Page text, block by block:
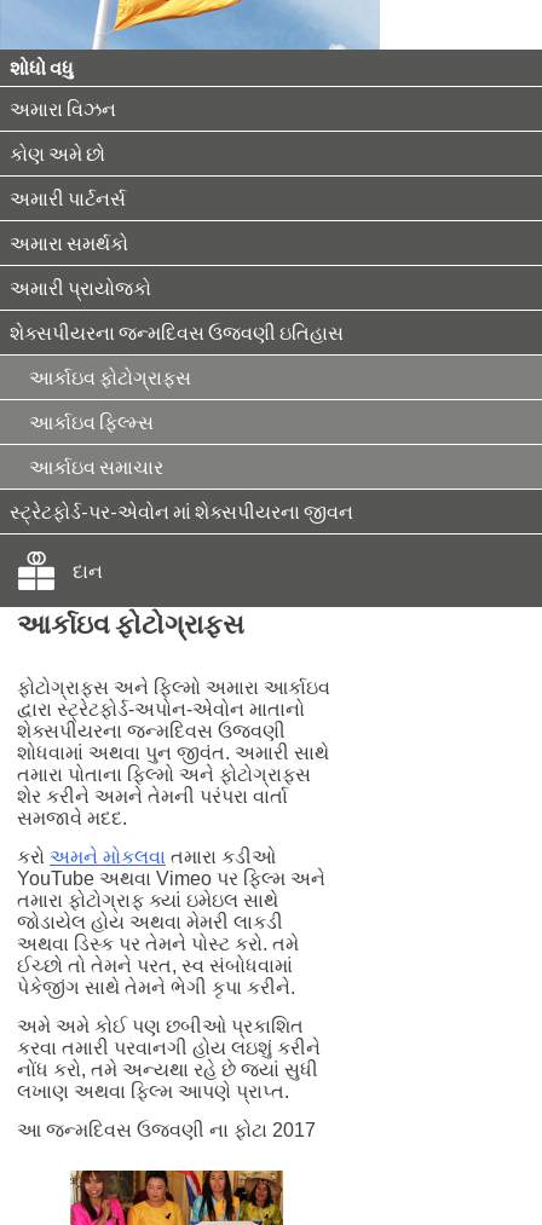
શોધો વધુ
અમારા વિઝન
કોણ અમે છો
અમારી પાર્ટનર્સ
અમારા સમર્થકો
અમારી પ્રાયોજકો
શેક્સપીયરના જન્મદિવસ ઉજવણી ઇતિહાસ
આર્કાઇવ ફોટોગ્રાફ્સ
આર્કાઇવ ફિલ્મ્સ
આર્કાઇવ સમાચાર
સ્ટ્રેટફોર્ડ-પર-એવોન માં શેક્સપીયરના જીવન
દાન
આર્કાઇવ ફોટોગ્રાફ્સ
ફોટોગ્રાફ્સ અને ફિલ્મો અમારા આર્કાઇવ
દ્વારા સ્ટ્રેટફોર્ડ-અપોન-એવોન માતાનો
શેક્સપીયરના જન્મદિવસ ઉજવણી
શોધવામાં અથવા પુન જીવંત. અમારી સાથે
તમારા પોતાના ફિલ્મો અને ફોટોગ્રાફ્સ
શેર કરીને અમને તેમની પરંપરા વાર્તા
સમજાવે મદદ.
કરો અમને મોકલવા તમારા કડીઓ
YouTube અથવા Vimeo પર ફિલ્મ અને
તમારા ફોટોગ્રાફ ક્યાં ઇમેઇલ સાથે
જોડાયેલ હોય અથવા મેમરી લાકડી
અથવા ડિસ્ક પર તેમને પોસ્ટ કરો. તમે
ઈચ્છો તો તેમને પરત, સ્વ સંબોધવામાં
પેકેજીંગ સાથે તેમને ભેગી કૃપા કરીને.
અમે અમે કોઈ પણ છબીઓ પ્રકાશિત
કરવા તમારી પરવાનગી હોય લઇશું કરીને
નોંધ કરો, તમે અન્યથા રહે છે જ્યાં સુધી
લખાણ અથવા ફિલ્મ આપણે પ્રાપ્ત.
આ જન્મદિવસ ઉજવણી ના ફોટા 2017